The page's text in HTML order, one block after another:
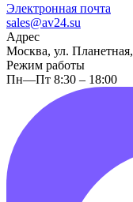
Электронная почта
sales@av24.su
Адрес
Москва, ул.
Режим работы
Пн—Пт 8:30 – 18:00